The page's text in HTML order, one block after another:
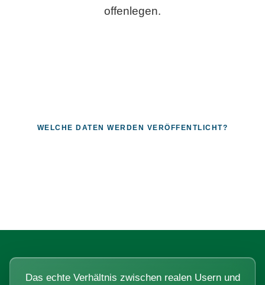
offenlegen.
WELCHE DATEN WERDEN VERÖFFENTLICHT?
Das echte Verhältnis zwischen realen Usern und